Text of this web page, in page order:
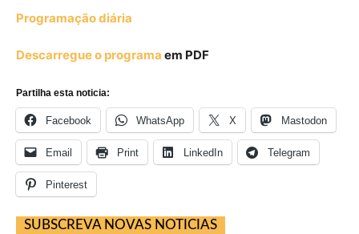
Programação diária
Descarregue o programa em PDF
Partilha esta noticia:
Facebook WhatsApp X Mastodon
Email Print LinkedIn Telegram
Pinterest
SUBSCREVA NOVAS NOTICIAS